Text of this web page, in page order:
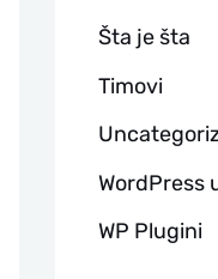
Šta je šta
Timovi
WordPress
WP Plugini